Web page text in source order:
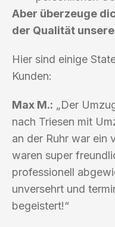
Aber überzeuge
der Qualität
Hier sind einige
Kunden:
Max M.: „Der
nach Triesen mit
an der Ruhr war ein
waren super
professionell
unversehrt und
begeistert!“